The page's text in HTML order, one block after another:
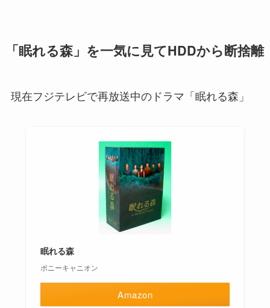
「眠れる森」を一気に見てHDDから断捨離
現在フジテレビで再放送中のドラマ「眠れる森」
眠れる森
ポニーキャニオン
Amazon